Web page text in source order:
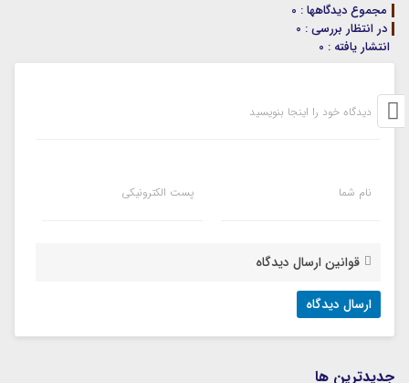
مجموع دیدگاهها : 0
در انتظار بررسی : 0
انتشار یافته : 0
دیدگاه خود را اینجا بنویسید
نام شما پست الکترونیکی
قوانین ارسال دیدگاه
جديدترين ها